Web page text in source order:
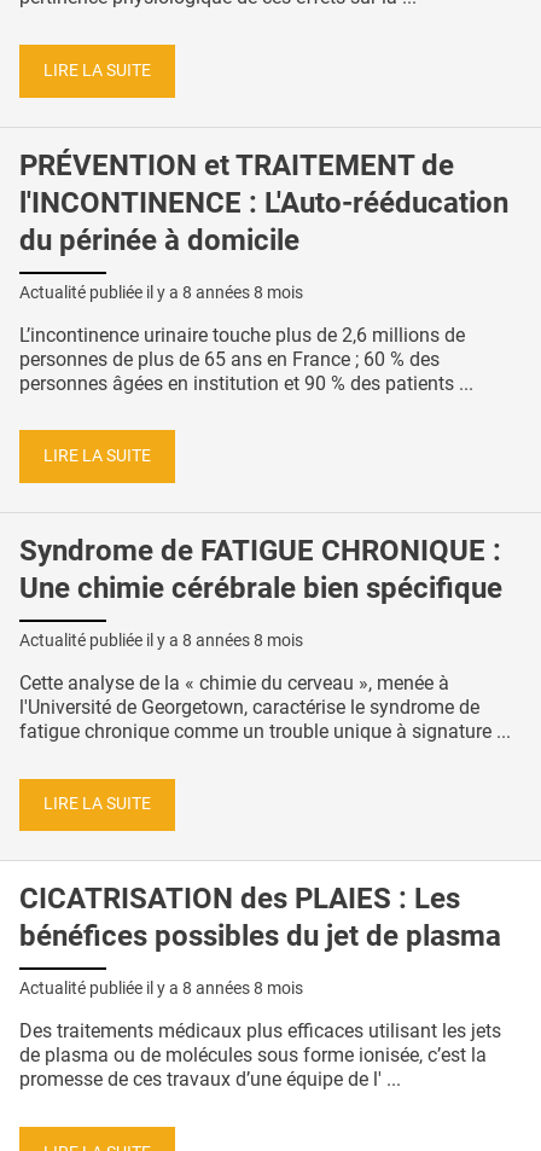
LIRE LA SUITE
PRÉVENTION et TRAITEMENT de
l'INCONTINENCE : L'Auto-rééducation
du périnée à domicile
Actualité publiée il y a 8 années 8 mois
L’incontinence urinaire touche plus de 2,6 millions de
personnes de plus de 65 ans en France ; 60 % des
personnes âgées en institution et 90 % des patients ...
LIRE LA SUITE
Syndrome de FATIGUE CHRONIQUE :
Une chimie cérébrale bien spécifique
Actualité publiée il y a 8 années 8 mois
Cette analyse de la « chimie du cerveau », menée à
l'Université de Georgetown, caractérise le syndrome de
fatigue chronique comme un trouble unique à signature ...
LIRE LA SUITE
CICATRISATION des PLAIES : Les
bénéfices possibles du jet de plasma
Actualité publiée il y a 8 années 8 mois
Des traitements médicaux plus efficaces utilisant les jets
de plasma ou de molécules sous forme ionisée, c’est la
promesse de ces travaux d’une équipe de l' ...